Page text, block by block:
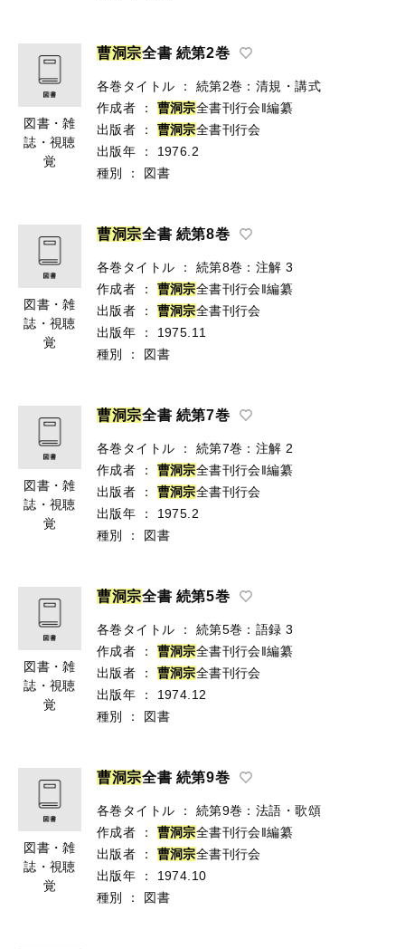
図書・雑
誌・視聴
覚
曹洞宗全書 続第2巻
各巻タイトル ：
続第2巻：清規・講式
作成者
： 曹洞宗全書刊行会‖編纂
出版者
： 曹洞宗全書刊行会
出版年
：
1976.2
種別
： 図書
図書・雑
誌・視聴
覚
曹洞宗全書 続第8巻
各巻タイトル ：
続第8巻：注解 3
作成者
： 曹洞宗全書刊行会‖編纂
出版者
： 曹洞宗全書刊行会
出版年
：
1975.11
種別
： 図書
図書・雑
誌・視聴
覚
曹洞宗全書 続第7巻
各巻タイトル ：
続第7巻：注解 2
作成者
： 曹洞宗全書刊行会‖編纂
出版者
： 曹洞宗全書刊行会
出版年
：
1975.2
種別
： 図書
図書・雑
誌・視聴
覚
曹洞宗全書 続第5巻
各巻タイトル ：
続第5巻：語録 3
作成者
： 曹洞宗全書刊行会‖編纂
出版者
： 曹洞宗全書刊行会
出版年
：
1974.12
種別
： 図書
図書・雑
誌・視聴
覚
曹洞宗全書 続第9巻
各巻タイトル ：
続第9巻：法語・歌頌
作成者
： 曹洞宗全書刊行会‖編纂
出版者
： 曹洞宗全書刊行会
出版年
：
1974.10
種別
： 図書